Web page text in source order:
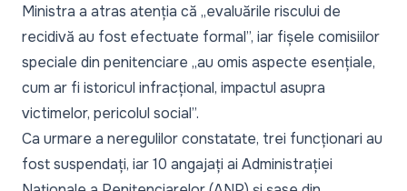
Ministra a atras atenția că „evaluările riscului de
recidivă au fost efectuate formal”, iar fișele comisiilor
speciale din penitenciare „au omis aspecte esențiale,
cum ar fi istoricul infracțional, impactul asupra
victimelor, pericolul social”.
Ca urmare a neregulilor constatate, trei funcționari au
fost suspendați, iar 10 angajați ai Administrației